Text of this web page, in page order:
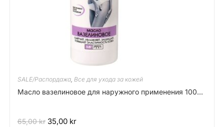
SALE/Распордажа, Все для ухода за кожей
Масло вазелиновое для наружного применения 100...
65,00kr 35,00 kr